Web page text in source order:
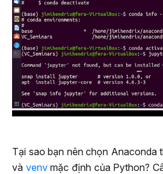
Tại sao bạn nên chọn Anaconda
và venvmặc định của Python?